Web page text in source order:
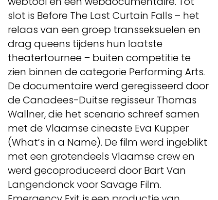
slot is Before The Last Curtain Falls – het
relaas van een groep transseksuelen en
drag queens tijdens hun laatste
theatertournee – buiten competitie te
zien binnen de categorie Performing Arts.
De documentaire werd geregisseerd door
de Canadees-Duitse regisseur Thomas
Wallner, die het scenario schreef samen
met de Vlaamse cineaste Eva Küpper
(What’s in a Name). De film werd ingeblikt
met een grotendeels Vlaamse crew en
werd gecoproduceerd door Bart Van
Langendonck voor Savage Film.